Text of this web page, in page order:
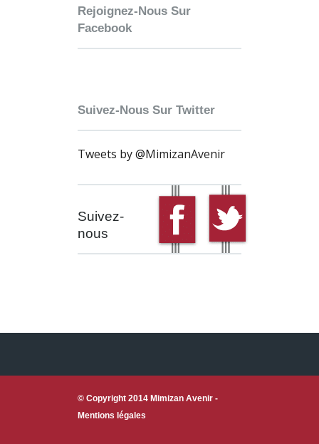
Rejoignez-Nous Sur
Facebook
Suivez-Nous Sur Twitter
Tweets by @MimizanAvenir
Suivez-
nous
© Copyright 2014 Mimizan Avenir -
Mentions légales